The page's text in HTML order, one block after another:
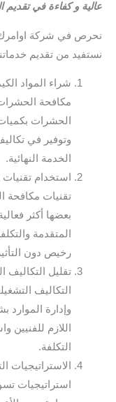
عالية و كفاءة في تقديم
نحرص في شركة
نستفيد من تقديم
شراء المواد
مكافحة الحشرات
الحشرات
وتوفير في
الخدمة النهائية.
استخدام
تقنيات
بعضها أكثر
المتقدمة
رخيص دون
تقليل
التكاليف
وإدارة
اللازم
التكلفة.
استراتيجيات